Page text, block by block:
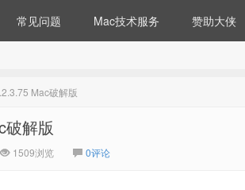
常见问题 Mac技术服务 赞助大侠
Mac破解版
破解版
1509浏览 0评论